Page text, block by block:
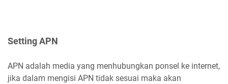
Setting APN
APN adalah media yang menhubungkan ponsel ke internet,
jika dalam mengisi APN tidak sesuai maka akan